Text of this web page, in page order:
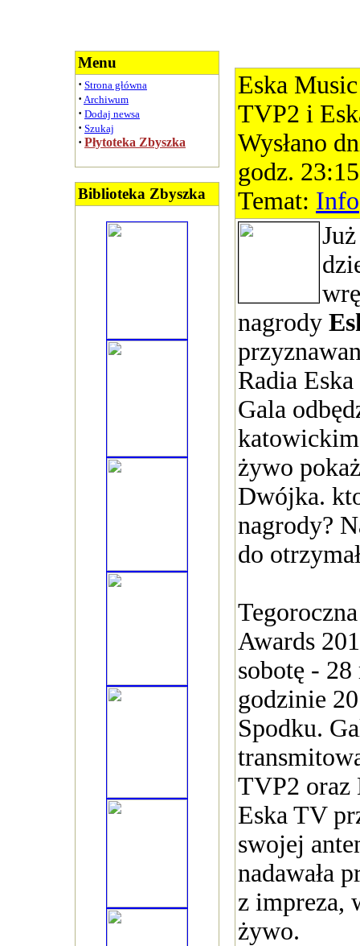
Menu
· Strona główna
· Archiwum
· Dodaj newsa
· Szukaj
· Płytoteka Zbyszka
Biblioteka Zbyszka
Eska
TVP2 i
Wysłano
godz.
Temat: Info
nagrody
Radia
Gala
żywo
Dwójka.
nagrody?
do
Awards
sobotę -
godzinie
Spodku.
TVP2 oraz
Eska TV
swojej
nadawała
z impreza,
żywo.